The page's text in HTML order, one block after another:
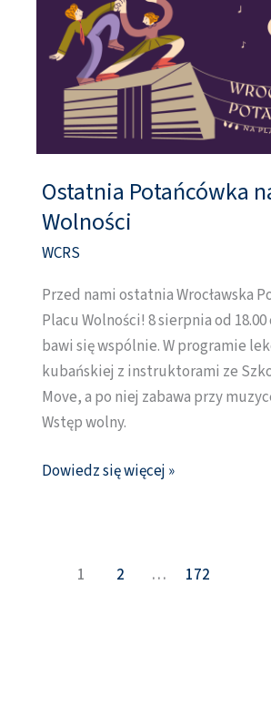
Ostatnia Potańcówka
Wolności
WCRS
Przed nami ostatnia Wrocławska
Placu Wolności! 8 sierpnia od 18.00
bawi się wspólnie. W programie
kubańskiej z instruktorami ze
Move, a po niej zabawa przy
Wstęp wolny.
Ostatnia
Potańcówka
Placu
Wolności
Dowiedz się więcej »
1 2 … 172